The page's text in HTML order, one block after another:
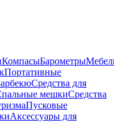
КомпасыБарометры
Портативные
Средства для
мешкиСредства
Пусковые
Аксессуары для